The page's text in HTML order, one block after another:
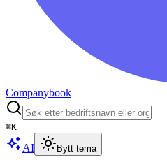
Companybook
⌘K
AI Bytt tema